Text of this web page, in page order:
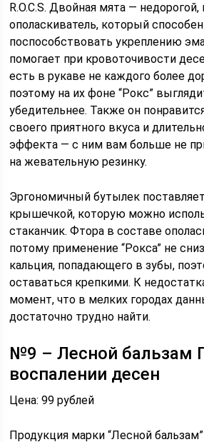
R.O.C.S. Двойная мята —
ополаскиватель, который
поспособствовать укреплению
помогает при кровоточивости
есть в рукаве не каждого более
поэтому на их фоне “Рокс”
убедительнее. Также он
своего приятного вкуса и
эффекта — с ним вам больше не
на жевательную резинку.
Эргономичный бутылек
крышечкой, которую можно
стаканчик. Фтора в составе
потому применение “Рокса” не
кальция, попадающего в зубы,
оставаться крепкими. К
момент, что в мелких городах
достаточно трудно найти.
№9 – Лесной бальзам
воспалении десен
Цена: 99 рублей
Продукция марки “Лесной